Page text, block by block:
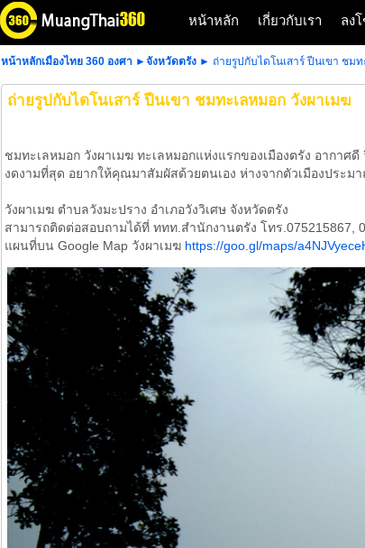
หน้าหลัก เกี่ยวกับเรา ลง
หน้าหลักเมืองไทย 360 องศา ►จังหวัดตรัง ► ถ่ายรูปกับไดโนเสาร์ ปีนเขา ชมท
ถ่ายรูปกับไดโนเสาร์ ปีนเขา ชมทะเลหมอก วังผาเมฆ
ชมทะเลหมอก วังผาเมฆ ทะเลหมอกแห่งแรกของเมืองตรัง อาก
งดงามที่สุด อยากให้คุณมาสัมผัสด้วยตนเอง ห่างจากตัวเมืองประม
วังผาเมฆ ตำบลวังมะปราง อำเภอวังวิเศษ จังหวัดตรัง
สามารถติดต่อสอบถามได้ที่ ททท.สำนักงานตรัง โทร.075215867,
แผนที่บน Google Map วังผาเมฆ https://goo.gl/maps/